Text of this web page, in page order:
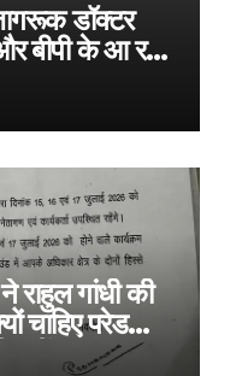
डॉक्टर
बीपी के आ रहे
गांधी की
चाहिए परेड